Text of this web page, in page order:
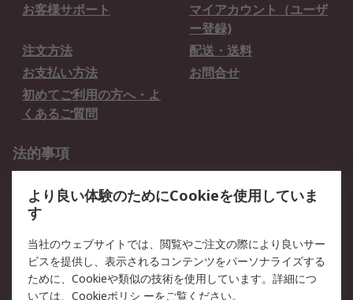
お客様サポート
マイアカウント（ユーザ
ー登録)
注文方法
配送・送料
お支払い方法
お問合せ
初めてご利用の方へ・よ
くあるご質問
法的事項
クッキーポリシー
RSについて
会社概要
採用情報
プレスリリース＆お知ら
コーポレートサイト
より良い体験のためにCookieを使用していま
す
当社のウェブサイトでは、閲覧やご注文の際により良いサー
ビスを提供し、表示されるコンテンツをパーソナライズする
ために、Cookieや類似の技術を使用しています。詳細につ
いては、 Cookieポリシ ーをご覧ください。